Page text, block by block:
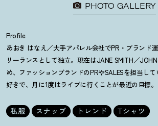
PHOTO GALLERY
Profile
あおき はなえ／大手アパレル会社でPR・ブランド
リーランスとして独立。現在はJANE SMITH／
め、ファッションブランドのPRやSALESを担当し
好きで、月に1度はライブに行くことが最近の目標。
私服 スナップ トレンド Tシャツ